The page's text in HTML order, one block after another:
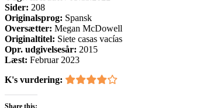
Sider: 208
Originalsprog: Spansk
Oversætter: Megan McDowell
Originaltitel: Siete casas vacías
Opr. udgivelsesår: 2015
Læst: Februar 2023
K's vurdering:
Share this: